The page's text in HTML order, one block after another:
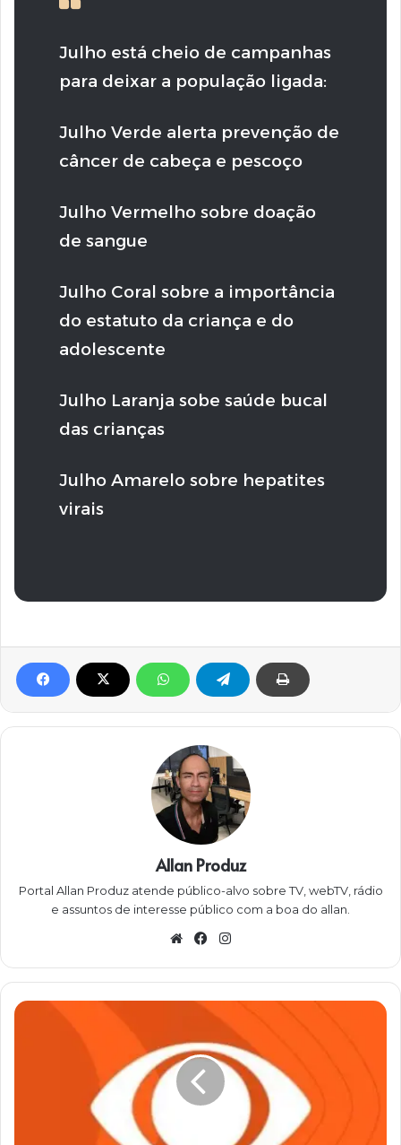
Julho está cheio de campanhas
para deixar a população ligada:
Julho Verde alerta prevenção de
câncer de cabeça e pescoço
Julho Vermelho sobre doação
de sangue
Julho Coral sobre a importância
do estatuto da criança e do
adolescente
Julho Laranja sobe saúde bucal
das crianças
Julho Amarelo sobre hepatites
virais
Allan Produz
Portal Allan Produz atende público-alvo sobre TV, webTV, rádio
e assuntos de interesse público com a boa do allan.
W
sit
e
Fa
bo
ok
gra
m
B